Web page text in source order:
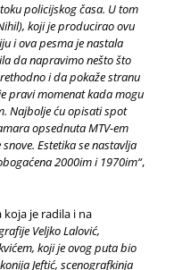
policijskog časa. U tom
koji je producirao ovu
i ova pesma je nastala
da napravimo nešto što
i da pokaže stranu
pravi momenat kada mogu
Najbolje ću opisati spot
opsednuta MTV-em
Estetika se nastavlja
2000im i 1970im“,
je radila i na
Veljko Lalović,
koji je ovog puta bio
Jeftić, scenografkinja